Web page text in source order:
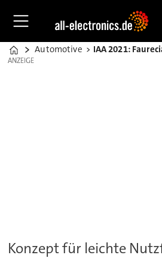
Home
Automotive
ANZEIGE
ANZEIGE
Konzept für leichte